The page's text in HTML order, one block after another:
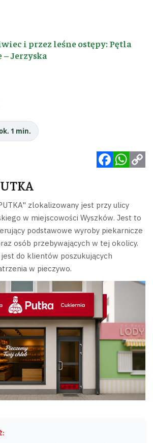
i przez leśne ostępy: Pętla
Jerzyska
1 min.
zlokalizowany jest przy ulicy
w miejscowości Wyszków. Jest to
podstawowe wyroby piekarnicze
osób przebywających w tej okolicy.
do klientów poszukujących
w pieczywo.